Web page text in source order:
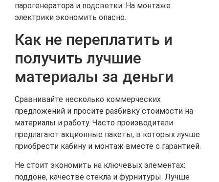
парогенератора и подсветки. На монтаже
электрики экономить опасно.
Как не переплатить и
получить лучшие
материалы за деньги
Сравнивайте несколько коммерческих
предложений и просите разбивку стоимости на
материалы и работу. Часто производители
предлагают акционные пакеты, в которых лучше
приобрести кабину и монтаж вместе с гарантией.
Не стоит экономить на ключевых элементах:
поддоне, качестве стекла и фурнитуры. Лучше